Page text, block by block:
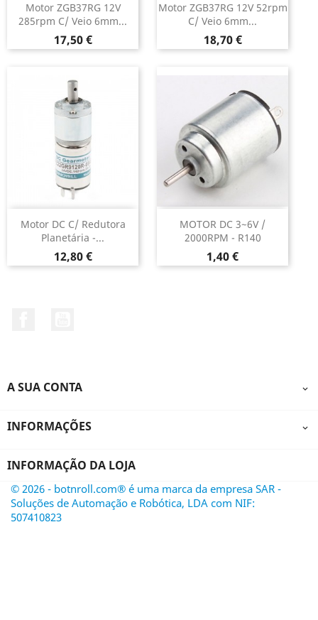
Motor ZGB37RG 12V
285rpm C/ Veio 6mm...
Preço
17,50 €
Motor ZGB37RG 12V 52rpm
C/ Veio 6mm...
Preço
18,70 €
Motor DC C/ Redutora
Planetária -...
Preço
12,80 €
MOTOR DC 3~6V /
2000RPM - R140
Preço
1,40 €
A SUA CONTA 
INFORMAÇÕES 
INFORMAÇÃO DA LOJA
© 2026 - botnroll.com® é uma marca da empresa SAR -
Soluções de Automação e Robótica, LDA com NIF:
507410823